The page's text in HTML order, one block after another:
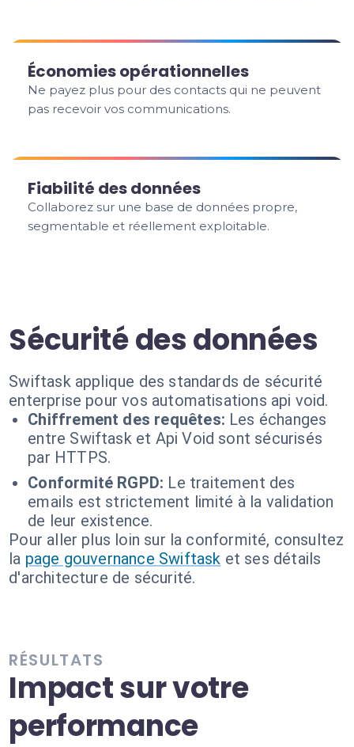
Économies opérationnelles
Ne payez plus pour des contacts qui ne peuvent
pas recevoir vos communications.
Fiabilité des données
Collaborez sur une base de données propre,
segmentable et réellement exploitable.
Sécurité des données
Swiftask applique des standards de sécurité
enterprise pour vos automatisations api void.
Chiffrement des requêtes: Les échanges
entre Swiftask et Api Void sont sécurisés
par HTTPS.
Conformité RGPD: Le traitement des
emails est strictement limité à la validation
de leur existence.
Pour aller plus loin sur la conformité, consultez
la page gouvernance Swiftask et ses détails
d'architecture de sécurité.
RÉSULTATS
Impact sur votre
performance